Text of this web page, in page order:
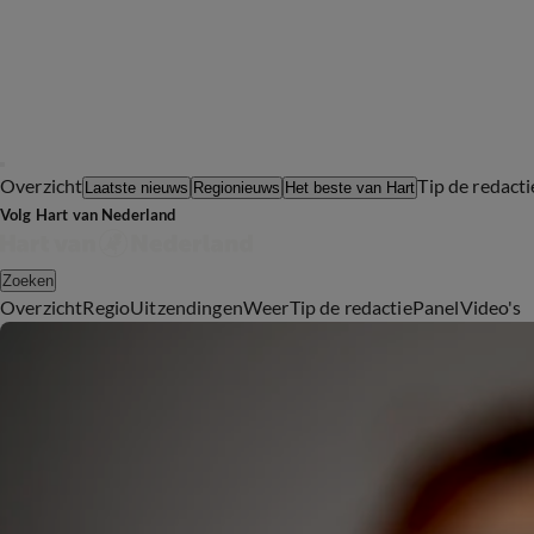
Overzicht Laatste nieuws Regionieuws Het beste van HartTip de
Volg Hart van Nederland
Zoeken
OverzichtRegioUitzendingenWeerTip de redactiePanelVideo's